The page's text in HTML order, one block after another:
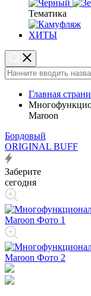
Тематика
ХИТЫ
Главная
Maroon
Бордовый
ORIGINAL BUFF
Заберите
сегодня